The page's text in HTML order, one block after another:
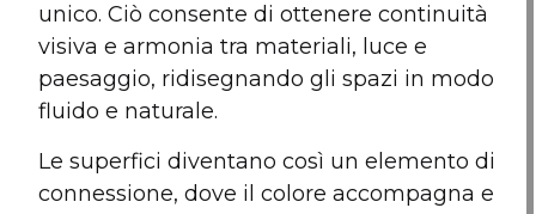
unico. Ciò consente di ottenere continuità
visiva e armonia tra materiali, luce e
paesaggio, ridisegnando gli spazi in modo
fluido e naturale.
Le superfici diventano così un elemento di
connessione, dove il colore accompagna e